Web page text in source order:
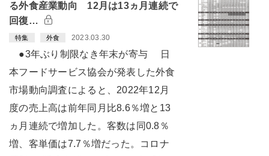
る外食産業動向 12月は13ヵ月連続で
回復…
特集 外食 2023.03.30
●3年ぶり制限なき年末が寄与 日
本フードサービス協会が発表した外食
市場動向調査によると、2022年12月
度の売上高は前年同月比8.6％増と13
ヵ月連続で増加した。客数は同0.8％
増、客単価は7.7％増だった。コロナ